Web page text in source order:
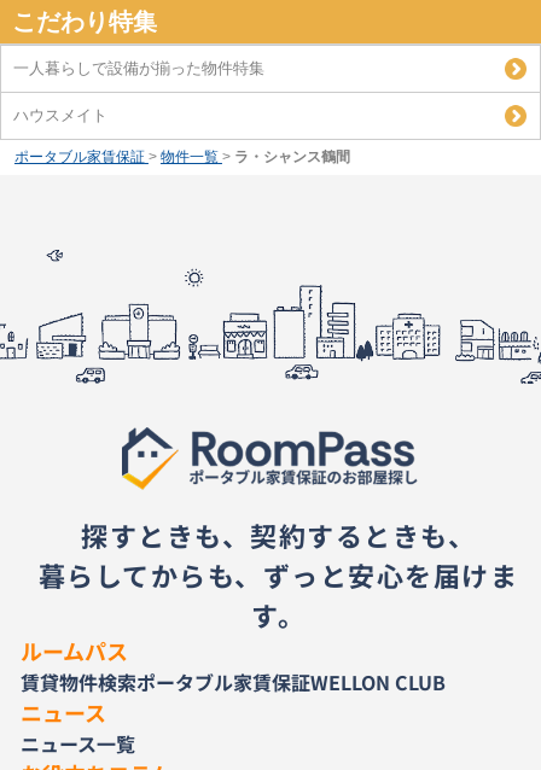
こだわり特集
一人暮らしで設備が揃った物件特集
ハウスメイト
ポータブル家賃保証 > 物件一覧 > ラ・シャンス鶴間
探すときも、契約するときも、
暮らしてからも、ずっと安心を届けま
す。
ルームパス
賃貸物件検索ポータブル家賃保証WELLON CLUB
ニュース
ニュース一覧